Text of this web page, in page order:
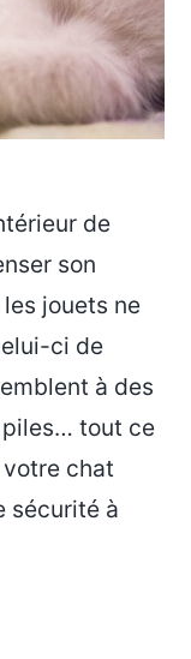
de
son
les jouets ne
ci de
à des
piles… tout ce
chat
sécurité à